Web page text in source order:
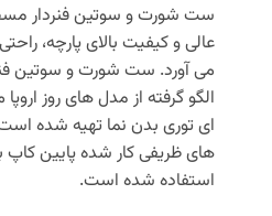
عالی و کیفیت بالای پارچه،
الگو گرفته از مدل های روز
ای توری بدن نما تهیه شده
های ظریفی کار شده پایین کاپ
استفاده شده است.